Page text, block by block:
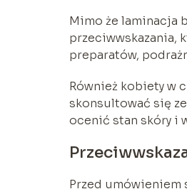
Mimo że laminacja
przeciwwskazania,
preparatów,
Również kobiety w
skonsultować się
ocenić stan skóry i
Przed umówieniem